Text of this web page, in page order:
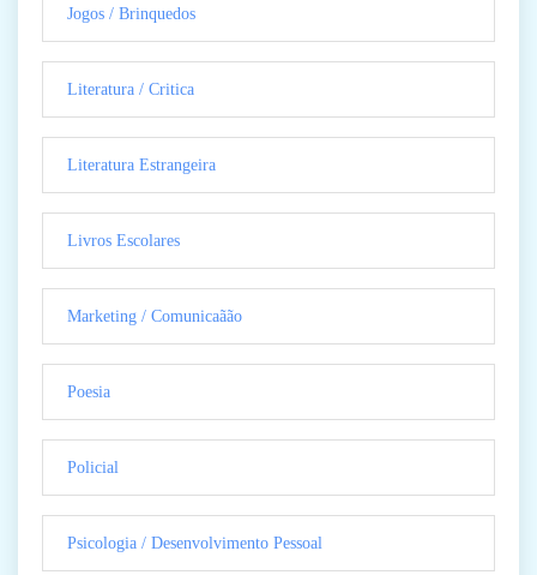
Jogos / Brinquedos
Literatura / Critica
Literatura Estrangeira
Livros Escolares
Marketing / Comunicaãão
Poesia
Policial
Psicologia / Desenvolvimento Pessoal